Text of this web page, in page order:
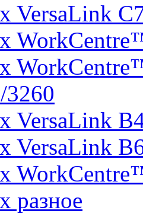
VersaLink
3260
VersaLink
VersaLink
разное